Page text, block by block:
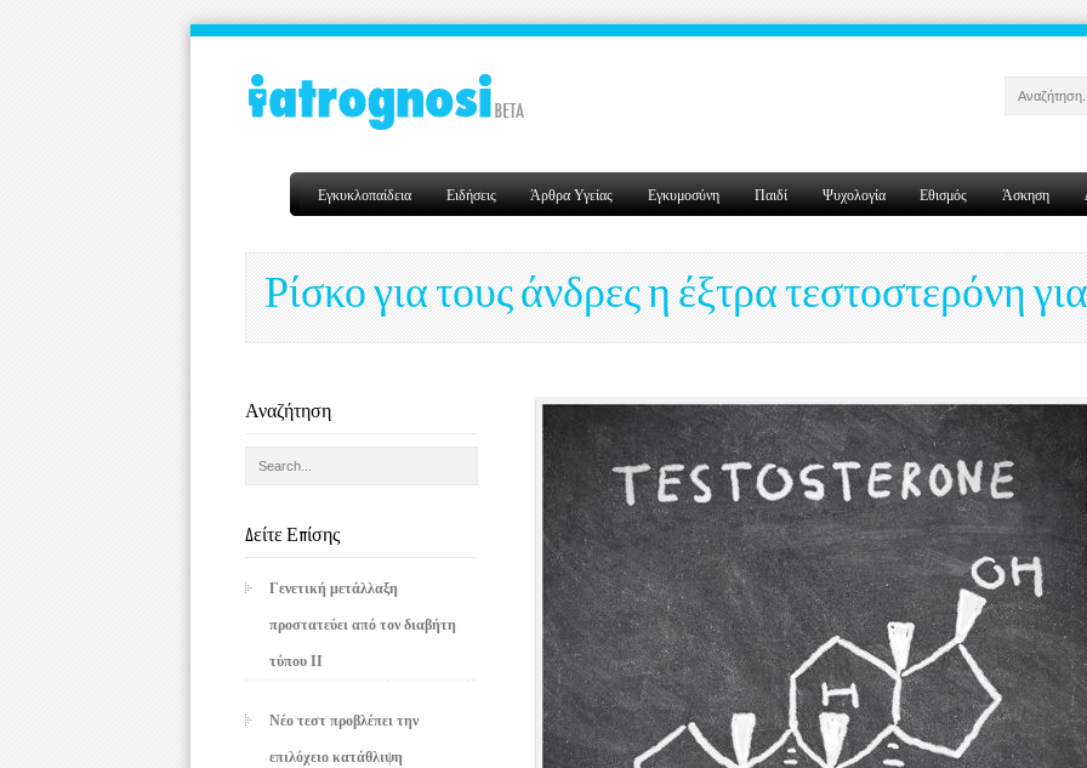
Εγκυκλοπαίδεια Ειδήσεις Άρθρα Υγείας Εγκυμοσύνη Παιδί Ψυχολογία Εθισμός Άσκηση
Ρίσκο για τους άνδρες η έξτρα τεστοστερόνη
Αναζήτηση
Δείτε Επίσης
Γενετική μετάλλαξη
προστατεύει από τον διαβήτη
τύπου ΙΙ
Νέο τεστ προβλέπει την
επιλόχειο κατάθλιψη